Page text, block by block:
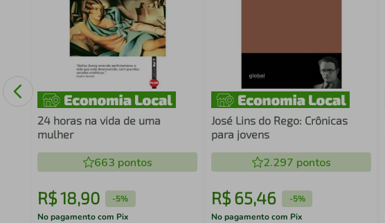
24 horas na vida de uma
mulher
663 pontos
R$18,90 -5%
No pagamento com Pix
José Lins do Rego: Crônicas
para jovens
2.297 pontos
R$ 65,46 -5%
No pagamento com Pix